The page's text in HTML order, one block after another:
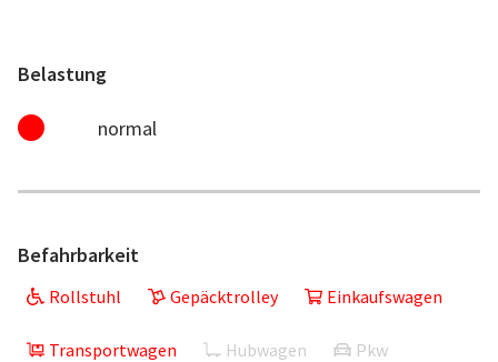
Belastung
normal
Befahrbarkeit
Rollstuhl Gepäcktrolley Einkaufswagen
Transportwagen Hubwagen Pkw